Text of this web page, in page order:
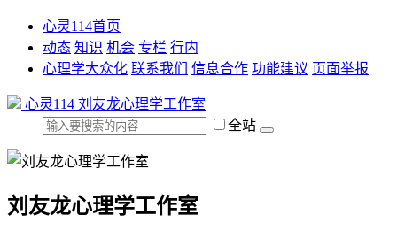
心灵114首页
动态 知识 机会 专栏 行内
心理学大众化 联系我们 信息合作 功能建议 页面举报
心灵114 刘友龙心理学工作室
全站
刘友龙心理学工作室